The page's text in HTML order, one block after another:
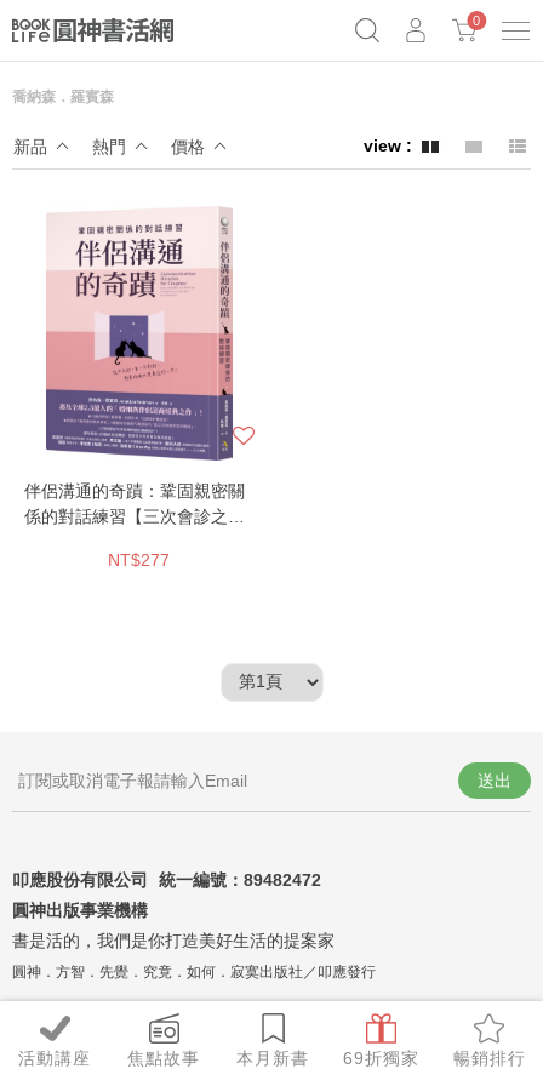
Netflix話題章魚小說！
0
活動講座 焦點故事 本月新書 69折獨家 暢銷排行
喬納森．羅賓森
新品 熱門 價格
伴侶溝通的奇蹟：鞏固親密關
係的對話練習【三次會診之內
NT$277
叩應股份有限公司 統一編號： 89482472
圓神出版事業機構
書是活的，我們是你打造美好生活的提案家
圓神．方智．先覺．究竟．如何．寂寞出版社／叩應發行
送出